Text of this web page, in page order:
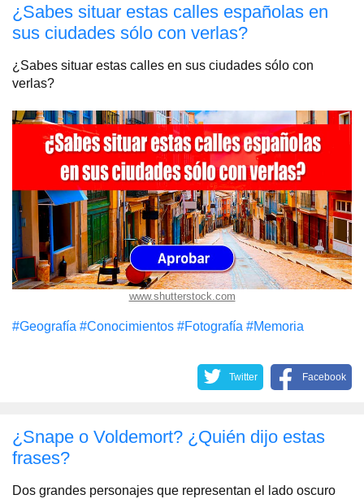
¿Sabes situar estas calles españolas en
sus ciudades sólo con verlas?
¿Sabes situar estas calles en sus ciudades sólo con
verlas?
www.shutterstock.com
#Geografía #Conocimientos #Fotografía #Memoria
Twitter Facebook
¿Snape o Voldemort? ¿Quién dijo estas
frases?
Dos grandes personajes que representan el lado oscuro